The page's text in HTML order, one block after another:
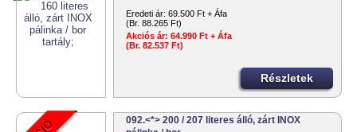
Eredeti ár: 69.500 Ft + Áfa
(Br. 88.265 Ft)
Akciós ár: 64.990 Ft + Áfa
(Br. 82.537 Ft)
Részletek
092.<*> 200 / 207 literes álló, zárt INOX